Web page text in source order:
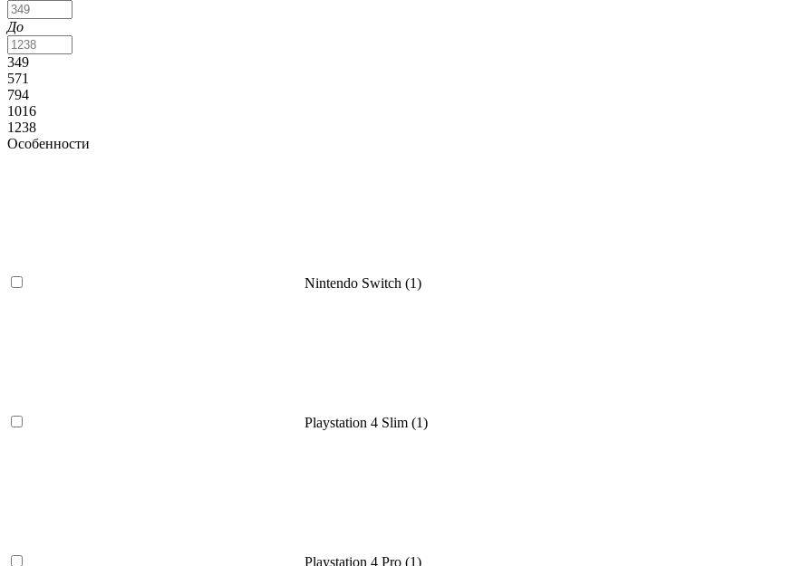
До
349
571
794
1016
1238
Особенности
Nintendo Switch (1)
Playstation 4 Slim (1)
Playstation 4 Pro (1)